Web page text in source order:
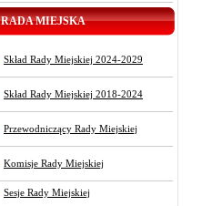
RADA MIEJSKA
Skład Rady Miejskiej 2024-2029
Skład Rady Miejskiej 2018-2024
Przewodniczący Rady Miejskiej
Komisje Rady Miejskiej
Sesje Rady Miejskiej